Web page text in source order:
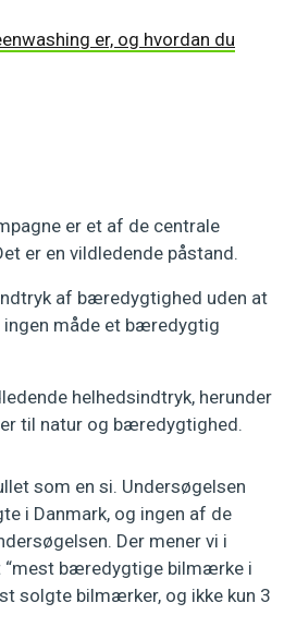
er, og hvordan du
er et af de centrale
er en vildledende påstand.
af bæredygtighed uden at
ingen måde et bæredygtig
helhedsindtryk, herunder
til natur og bæredygtighed.
som en si. Undersøgelsen
i Danmark, og ingen af de
Der mener vi i
“mest bæredygtige bilmærke i
solgte bilmærker, og ikke kun 3